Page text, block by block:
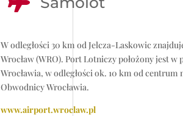
W odległości 30 km od Jelcza-Laskowic
Wrocław (WRO). Port Lotniczy położony jest
Wrocławia, w odległości ok. 10 km od
Obwodnicy Wrocławia.
www.airport.wroclaw.pl